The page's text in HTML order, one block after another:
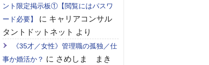
ント限定掲示板①【閲覧にはパスワ
ード必要】
に キャリアコンサル
タントドットネット より
《35才／女性》管理職の孤独／仕
事か婚活か？ に さめしま まき